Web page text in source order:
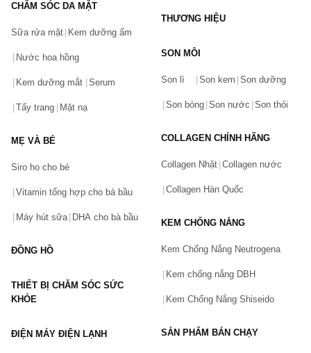
Bạn gặp vấn đề về sản phẩm hay mua hàng?
Hãy báo lỗi cho chúng tôi. Hoặc gọi cho chúng tôi qua số
Vấn đề(*)
CHĂM SÓC DA MẶT
Sữa rửa mặt Kem dưỡng ẩm
Nước hoa hồng
Kem dưỡng mắt Serum
Tẩy trang Mặt nạ
MẸ VÀ BÉ
Siro ho cho bé
Vitamin tổng hợp cho bà bầu
Máy hút sữa DHA cho bà bầu
ĐỒNG HỒ
THIẾT BỊ CHĂM SÓC SỨC
KHỎE
ĐIỆN MÁY ĐIỆN LẠNH
THƯƠNG HIỆU
SON MÔI
Son lì Son kem Son dưỡng
Son bóng Son nước Son thỏi
COLLAGEN CHÍNH HÃNG
Collagen Nhật Collagen nước
Collagen Hàn Quốc
KEM CHỐNG NẮNG
Kem Chống Nắng Neutrogena
Kem chống nắng DBH
Kem Chống Nắng Shiseido
SẢN PHẨM BÁN CHẠY